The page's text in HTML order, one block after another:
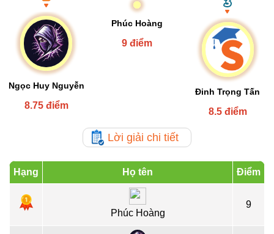
Ngọc Huy Nguyễn
8.75 điểm
Phúc Hoàng
9 điểm
Đinh Trọng Tấn
8.5 điểm
Lời giải chi tiết
Hạng Họ tên Điểm
Phúc Hoàng
9